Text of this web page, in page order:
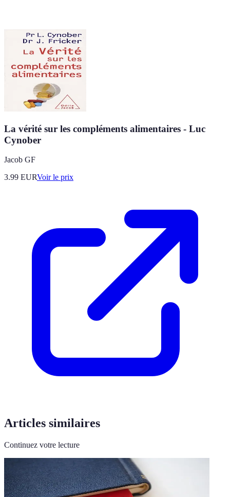
La vérité sur les compléments alimentaires - Luc
Cynober
Jacob GF
3.99 EURVoir le prix
Articles similaires
Continuez votre lecture